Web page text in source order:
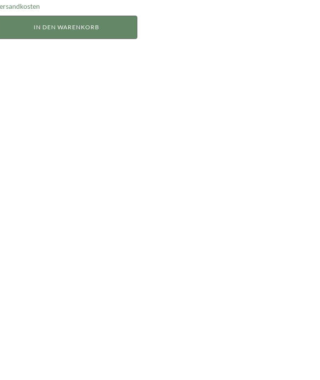
IN DEN WARENKORB